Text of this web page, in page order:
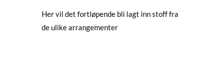
Her vil det fortløpende bli lagt inn stoff fra
de ulike arrangementer